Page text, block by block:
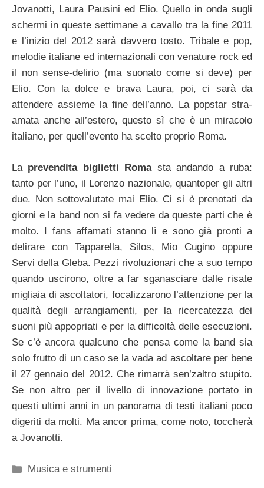
Jovanotti, Laura Pausini ed Elio. Quello in onda sugli
schermi in queste settimane a cavallo tra la fine 2011
e l’inizio del 2012 sarà davvero tosto. Tribale e pop,
melodie italiane ed internazionali con venature rock ed
il non sense-delirio (ma suonato come si deve) per
Elio. Con la dolce e brava Laura, poi, ci sarà da
attendere assieme la fine dell’anno. La popstar stra-
amata anche all’estero, questo sì che è un miracolo
italiano, per quell’evento ha scelto proprio Roma.
La prevendita biglietti Romasta andando a ruba:
tanto per l’uno, il Lorenzo nazionale, quantoper gli altri
due. Non sottovalutate mai Elio. Ci si è prenotati da
giorni e la band non si fa vedere da queste parti che è
molto. I fans affamati stanno lì e sono già pronti a
delirare con Tapparella, Silos, Mio Cugino oppure
Servi della Gleba. Pezzi rivoluzionari che a suo tempo
quando uscirono, oltre a far sganasciare dalle risate
migliaia di ascoltatori, focalizzarono l’attenzione per la
qualità degli arrangiamenti, per la ricercatezza dei
suoni più appopriati e per la difficoltà delle esecuzioni.
Se c’è ancora qualcuno che pensa come la band sia
solo frutto di un caso se la vada ad ascoltare per bene
il 27 gennaio del 2012. Che rimarrà sen’zaltro stupito.
Se non altro per il livello di innovazione portato in
questi ultimi anni in un panorama di testi italiani poco
digeriti da molti. Ma ancor prima, come noto, toccherà
a Jovanotti.
Categorie
Musica e strumenti